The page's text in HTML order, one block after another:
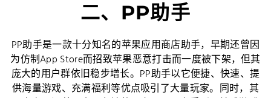
二、PP助手
PP助手是一款十分知名的苹果应用商店助手，早期还曾因
为仿制App Store而招致苹果恶意打击而一度被下架，但其
庞大的用户群依旧稳步增长。PP助手以它便捷、快速、提
供海量游戏、充满福利等优点吸引了大量玩家。同时，其